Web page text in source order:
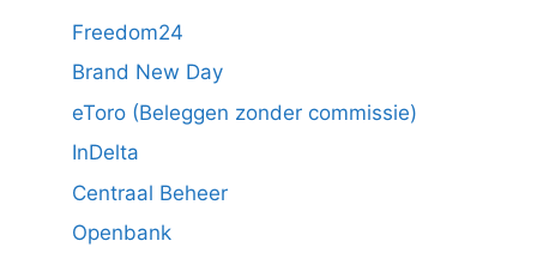
Freedom24
Brand New Day
eToro (Beleggen zonder commissie)
InDelta
Centraal Beheer
Openbank